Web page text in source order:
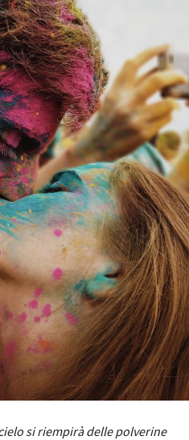
si riempirà delle polverine